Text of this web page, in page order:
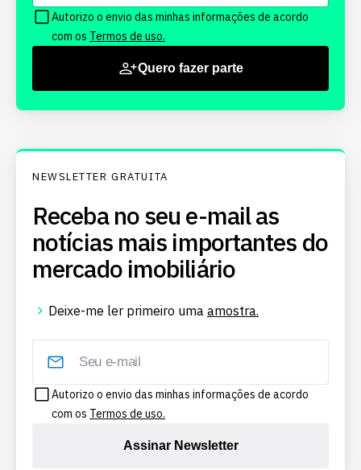
Autorizo o envio das minhas informações de acordo
com os Termos de uso.
Quero fazer parte
NEWSLETTER GRATUITA
Receba no seu e-mail as
notícias mais importantes do
mercado imobiliário
Deixe-me ler primeiro uma amostra.
Autorizo o envio das minhas informações de acordo
com os Termos de uso.
Assinar Newsletter